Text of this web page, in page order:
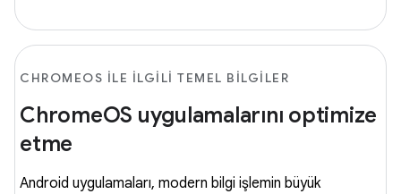
CHROMEOS ILE ILGILI TEMEL BILGILER
ChromeOS uygulamalarını optimize
etme
Android uygulamaları, modern bilgi işlemin büyük